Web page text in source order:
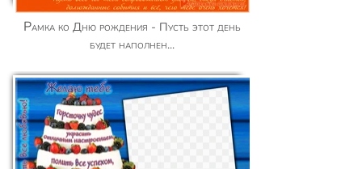
Рамка ко Дню рождения - Пусть этот день
будет наполнен...